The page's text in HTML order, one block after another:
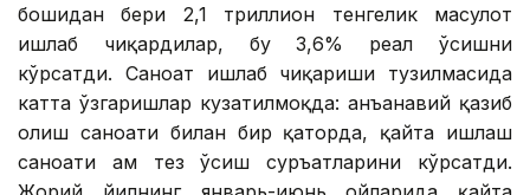
бошидан бери 2,1 триллион тенгелик маҳсулот
ишлаб чиқардилар, бу 3,6% реал ўсишни
кўрсатди. Саноат ишлаб чиқариши тузилмасида
катта ўзгаришлар кузатилмоқда: анъанавий қазиб
олиш саноати билан бир қаторда, қайта ишлаш
саноати ҳам тез ўсиш суръатларини кўрсатди.